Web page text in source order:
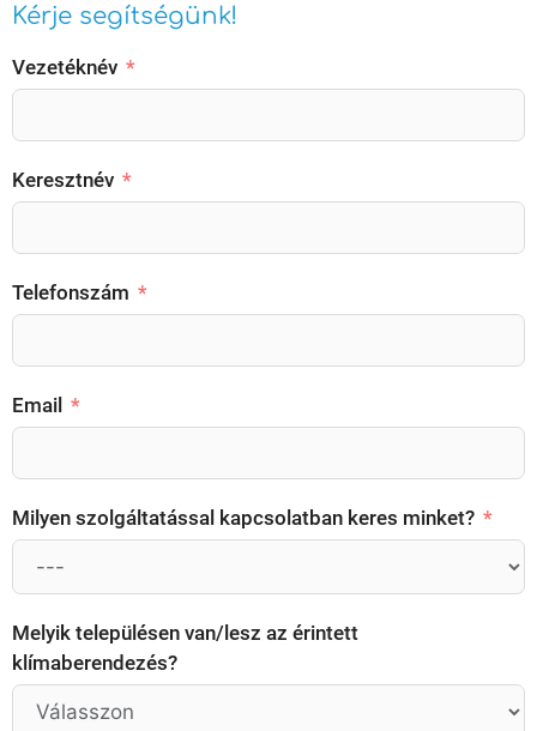
Kérje segítségünk!
Vezetéknév
Keresztnév
Telefonszám
Email
Milyen szolgáltatással kapcsolatban keres minket?
Melyik településen van/lesz az érintett
klímaberendezés?